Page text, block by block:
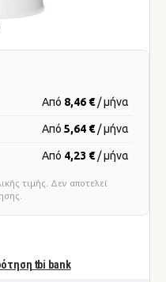
tbi bank
Από 8,46 € / μήνα
Από 5,64 € / μήνα
Από 4,23 € / μήνα
τιμής. Δεν αποτελεί